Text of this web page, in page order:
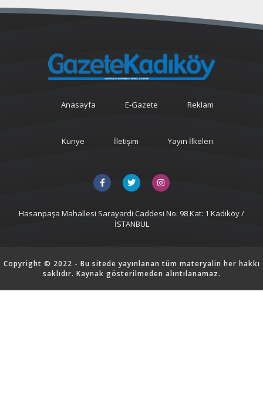
Anasayfa E-Gazete Reklam
Künye İletişim Yayın İlkeleri
Hasanpaşa Mahallesi Sarayardi Caddesi No: 98 Kat: 1 Kadıköy /
İSTANBUL
Copyright © 2022 - Bu sitede yayınlanan tüm materyalin her hakkı
saklıdır. Kaynak gösterilmeden alıntılanamaz.